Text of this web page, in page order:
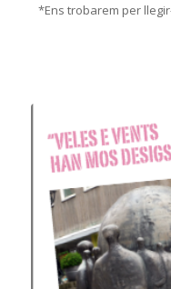
*Ens trobarem per